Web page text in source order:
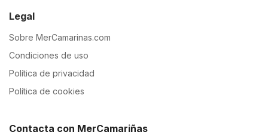
Legal
Sobre MerCamarinas.com
Condiciones de uso
Política de privacidad
Política de cookies
Contacta con MerCamariñas